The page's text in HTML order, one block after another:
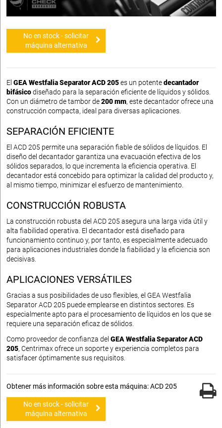
No en stock - solicitar
máquina alternativa
El GEA Westfalia Separator ACD 205es un potentedecantador
bifásicodiseñado para la separación eficiente de líquidos y sólidos.
Con un diámetro de tambor de200 mm, este decantador ofrece una
construcción compacta, ideal para diversas aplicaciones.
SEPARACIÓN EFICIENTE
El ACD 205 permite una separación fiable de sólidos de líquidos. El
diseño del decantador garantiza una evacuación efectiva de los
sólidos separados, lo que incrementa la eficiencia operativa. El
decantador está concebido para optimizar la calidad del producto y,
al mismo tiempo, minimizar el esfuerzo de mantenimiento.
CONSTRUCCIÓN ROBUSTA
La construcción robusta del ACD 205 asegura una larga vida útil y
alta fiabilidad operativa. El decantador está diseñado para
funcionamiento continuo y, por tanto, es especialmente adecuado
para aplicaciones industriales donde la fiabilidad y la eficiencia son
decisivas.
APLICACIONES VERSÁTILES
Gracias a sus posibilidades de uso flexibles, el GEA Westfalia
Separator ACD 205 puede emplearse en distintos sectores. Es
especialmente apto para el procesamiento de líquidos en los que se
requiere una separación eficaz de sólidos.
Como proveedor de confianza del GEA Westfalia Separator ACD
205, Centrimax ofrece un soporte y experiencia completos para
satisfacer óptimamente sus requisitos.
Obtener más información sobre esta máquina: ACD 205
No en stock - solicitar
máquina alternativa